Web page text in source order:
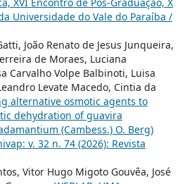
Universidade do Vale do Paraíba /
João Renato de Jesus Junqueira,
de Moraes, Luciana
Carvalho Volpe Balbinoti, Luisa
Levate Macedo, Cintia da
alternative osmotic agents to
dehydration of guavira
(Cambess.) O. Berg)
v. 32 n. 74 (2026): Revista
Vitor Hugo Migoto Gouvêa, José